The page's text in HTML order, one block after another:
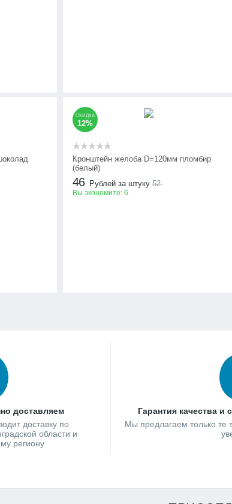
СКИДКА
12%
Кронштейн желоба D=120мм пломбир
(белый)
46 Рублей за штуку 52
Вы экономите: 6
доставляем
доставку по
области и
региону
Гарантия качества и
Мы предлагаем только те